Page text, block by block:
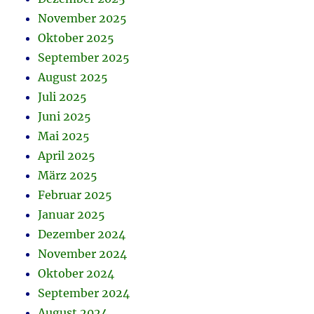
November 2025
Oktober 2025
September 2025
August 2025
Juli 2025
Juni 2025
Mai 2025
April 2025
März 2025
Februar 2025
Januar 2025
Dezember 2024
November 2024
Oktober 2024
September 2024